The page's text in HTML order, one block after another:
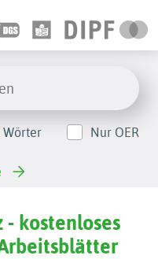
Nur OER
kostenloses